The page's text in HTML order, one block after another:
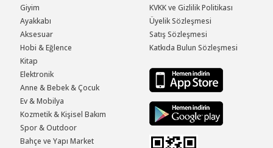
Giyim
Ayakkabı
Aksesuar
Hobi & Eğlence
Kitap
Elektronik
Anne & Bebek & Çocuk
Ev & Mobilya
Kozmetik & Kişisel Bakım
Spor & Outdoor
Bahçe ve Yapı Market
KVKK ve Gizlilik Politikası
Üyelik Sözleşmesi
Satış Sözleşmesi
Katkıda Bulun Sözleşmesi